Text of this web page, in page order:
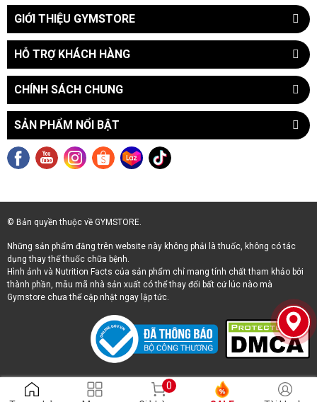
GIỚI THIỆU GYMSTORE
HỖ TRỢ KHÁCH HÀNG
CHÍNH SÁCH CHUNG
SẢN PHẨM NỔI BẬT
© Bản quyền thuộc về GYMSTORE.
Những sản phẩm đăng trên website này không phải là thuốc, không có tác
dụng thay thế thuốc chữa bệnh.
Hình ảnh và Nutrition Facts của sản phẩm chỉ mang tính chất tham khảo bởi
thành phần, mẫu mã nhà sản xuất có thể thay đổi bất cứ lúc nào mà
Gymstore chưa thể cập nhật ngay lập tức.
0